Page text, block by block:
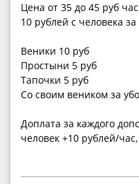
Цена от 35 до 45 руб
10 рублей с человека за
Веники 10 руб
Простыни 5 руб
Тапочки 5 руб
Со своим веником за
Доплата за каждого
человек +10 рублей/